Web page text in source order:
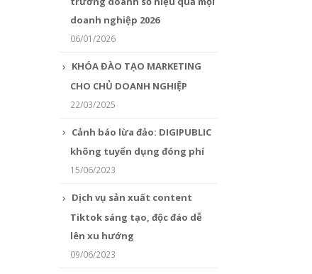
doanh nghiệp 2026
06/01/2026
KHÓA ĐÀO TẠO MARKETING
CHO CHỦ DOANH NGHIỆP
22/03/2025
Cảnh báo lừa đảo: DIGIPUBLIC
không tuyển dụng đóng phí
15/06/2023
Dịch vụ sản xuất content
Tiktok sáng tạo, độc đáo dễ
lên xu hướng
09/06/2023